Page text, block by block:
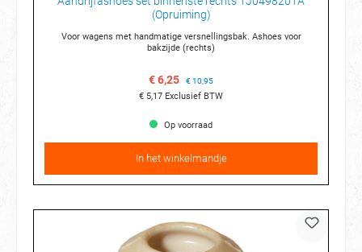
(Opruiming)
Voor wagens met handmatige versnellingsbak. Ashoes voor
bakzijde (rechts)
€ 6,25 € 10,95
€ 5,17 Exclusief BTW
Op voorraad
In het winkelmandje